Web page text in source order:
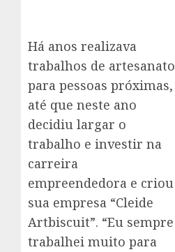
Há anos realizava
trabalhos de artesanato
para pessoas próximas,
até que neste ano
decidiu largar o
trabalho e investir na
carreira
empreendedora e criou
sua empresa “Cleide
Artbiscuit”. “Eu sempre
trabalhei muito para